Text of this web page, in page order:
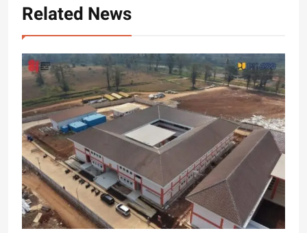
Related News